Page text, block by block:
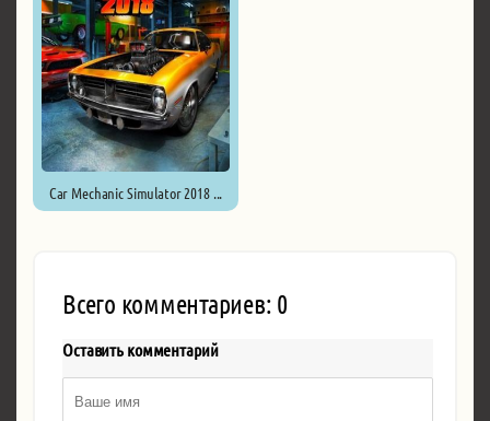
Car Mechanic Simulator 2018 ...
Всего комментариев: 0
Оставить комментарий